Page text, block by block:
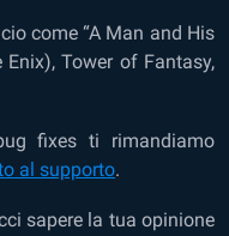
come “A Man and His
Enix), Tower of Fantasy,
fixes ti rimandiamo
al supporto.
sapere la tua opinione